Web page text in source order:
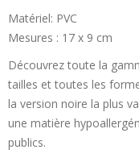
Matériel: PVC
Mesures : 17 x 9 cm
Découvrez toute la
tailles et toutes les
la version noire la plus
une matière
publics.